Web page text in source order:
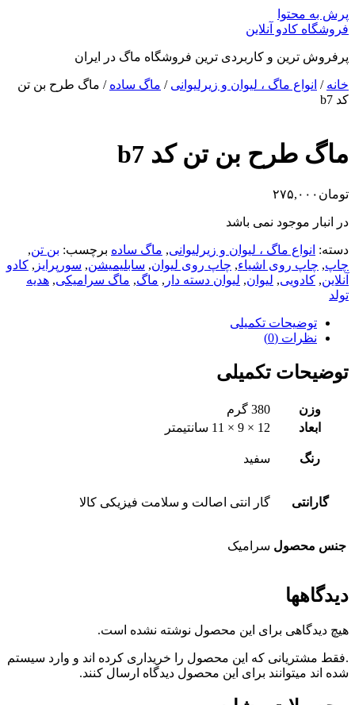
پرش به محتوا
فروشگاه کادو آنلاین
پرفروش ترین و کاربردی ترین فروشگاه ماگ در ایران
خانه / انواع ماگ ، لیوان و زیرلیوانی / ماگ ساده / ماگ طرح بن تن
کد b7
ماگ طرح بن تن کد b7
تومان ۲۷۵,۰۰۰
در انبار موجود نمی باشد
دسته: انواع ماگ ، لیوان و زیرلیوانی, ماگ ساده برچسب: بن تن,
چاپ, چاپ روی اشیاء, چاپ روی لیوان, سابلیمیشن, سورپرایز , کادو
آنلاین, کادویی, لیوان, لیوان دسته دار , ماگ, ماگ سرامیکی, هدیه
تولد
توضیحات تکمیلی
نظرات (0)
توضیحات تکمیلی
وزن
380 گرم
ابعاد
12 × 9 × 11 سانتیمتر
رنگ سفید
گارانتی گار انتی اصالت و سلامت فیزیکی کالا
جنس محصول سرامیک
دیدگاهها
هیچ دیدگاهی برای این محصول نوشته نشده است.
.فقط مشتریانی که این محصول را خریداری کرده اند و وارد سیستم
شده اند میتوانند برای این محصول دیدگاه ارسال کنند.